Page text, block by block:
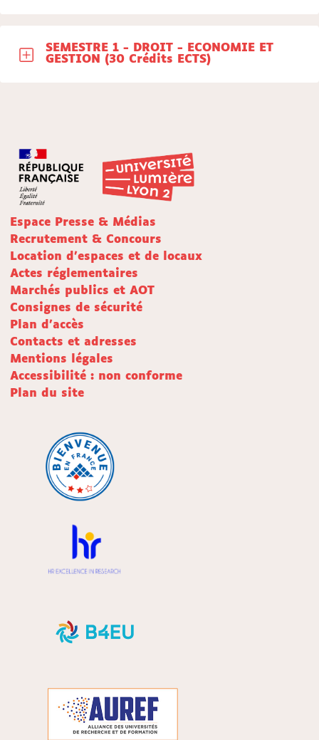
SEMESTRE 1 - DROIT - ECONOMIE ET
GESTION (30 Crédits ECTS)
Espace Presse & Médias
Recrutement & Concours
Location d'espaces et de locaux
Actes réglementaires
Marchés publics et AOT
Consignes de sécurité
Plan d'accès
Contacts et adresses
Mentions légales
Accessibilité : non conforme
Plan du site